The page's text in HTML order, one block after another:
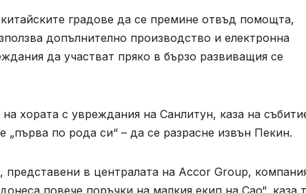
градове да се премине отвъд помощта,
допълнително производство и електронна
да участват пряко в бързо развиващия се
хората с увреждания на Санлитун, каза на
„първа по рода си“ – да се разрасне извън Пекин.
в централата на Accor Group,
повече поръчки на малкия екип на Cao“, каза